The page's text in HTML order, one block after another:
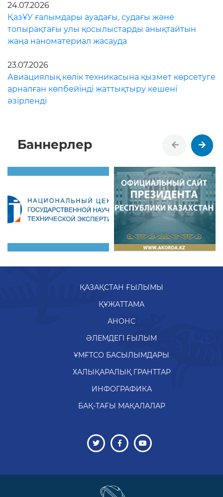
24.07.2026
ҚазҰУ ғалымдары ауадағы, судағы және
топырақтағы улы қосылыстарды анықтайтын
жаңа наноматериал жасауда
23.07.2026
Авиациялық көлік техникасына қызмет көрсетуге
арналған көпбейінді жаттықтыру кешені
әзірленді
Баннерлер
ҚАЗАҚСТАН ҒЫЛЫМЫ
ҚҰЖАТТАМА
АНОНС
ӘЛЕМДЕГІ ҒЫЛЫМ
ҰМҒТСО БАСЫЛЫМДАРЫ
ХАЛЫҚАРАЛЫҚ ГРАНТТАР
ИНФОГРАФИКА
БАҚ-ТАҒЫ МАҚАЛАЛАР